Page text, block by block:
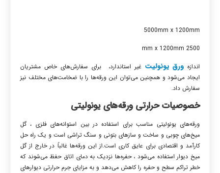
5000mm x 1200mm
2500 mm x 1200mm
اندازهورق‌ یونولیت غیر استاندارد، برای سفارش‌های خاص مشتریان
ایجاد ‌می‌شود و همچنین ‌می‌توان این ورقه‌ها را با ضخامت‌های مختلف نیز
سفارش داد.
خصوصیات حرارتی ورقه‌های یونولیتی
ورقه‌های یونولیتی مناسب برای استفاده در بین استوانه‌های فلزی ، گل
میخ‌های چوبی و ساخت و سازهای بتونی و سنگ تراشی است و یک راه حل
کارآمد و اقتصادی برای عایق کاری است.از این ورقه‌ها غالباً در خارج از گل
میخ دیوار استفاده ‌می‌شود ، حفره‌ها نزدیک به دمای اتاق حفظ ‌می‌شوند که
خطر تراکم سطح و حفره را کاهش ‌می‌دهد و به مزایای جرم حرارتی دیوارهای